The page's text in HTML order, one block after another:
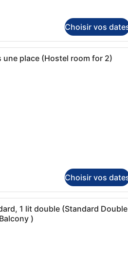
Choisir vos
Une chambre avec un lit
une place (Hostel room for 2)
Choisir vos
Literie hypoallergénique,
1 lit double (Standard Double
)